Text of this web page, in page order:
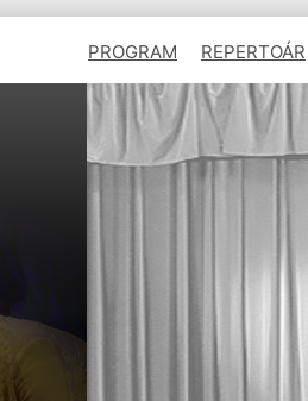
PROGRAM REPERTOÁR